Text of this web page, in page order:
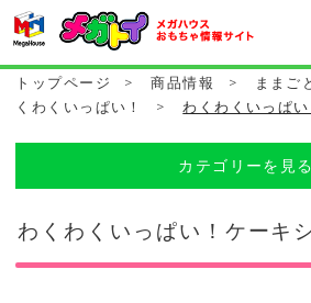
トップページ > 商品情報 > ままご
くわくいっぱい！
> わくわくいっぱ
カテゴリーを見る
わくわくいっぱい！ケーキ